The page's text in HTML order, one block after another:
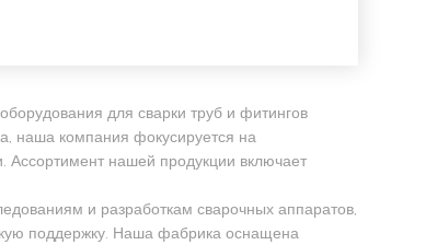
для сварки труб и фитингов
наша компания фокусируется на
Ассортимент нашей продукции включает
и разработкам сварочных аппаратов,
поддержку. Наша фабрика оснащена